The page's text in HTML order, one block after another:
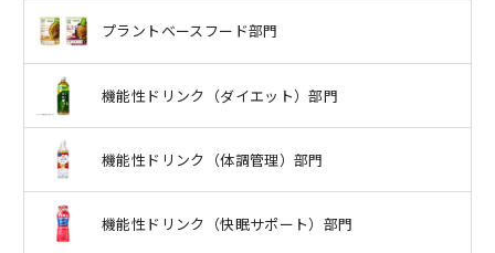
プラントベースフード部門
機能性ドリンク（ダイエット）部門
機能性ドリンク（体調管理）部門
機能性ドリンク（快眠サポート）部門